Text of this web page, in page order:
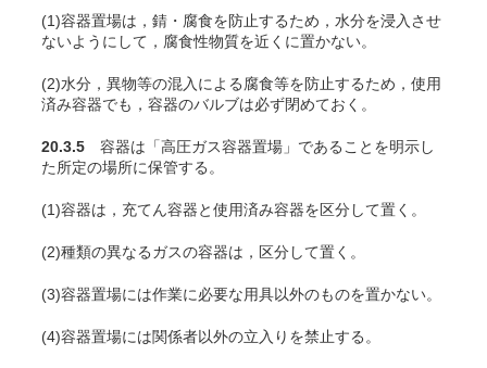
(1)容器置場は，錆・腐食を防止するため，水分を浸入させ
ないようにして，腐食性物質を近くに置かない。
(2)水分，異物等の混入による腐食等を防止するため，使用
済み容器でも，容器のバルブは必ず閉めておく。
20.3.5 容器は「高圧ガス容器置場」であることを明示し
た所定の場所に保管する。
(1)容器は，充てん容器と使用済み容器を区分して置く。
(2)種類の異なるガスの容器は，区分して置く。
(3)容器置場には作業に必要な用具以外のものを置かない。
(4)容器置場には関係者以外の立入りを禁止する。